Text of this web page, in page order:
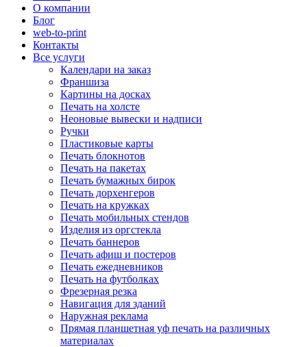
О компании
Блог
web-to-print
Контакты
Все услуги
Календари на заказ
Франшиза
Картины на досках
Печать на холсте
Неоновые вывески и надписи
Ручки
Пластиковые карты
Печать блокнотов
Печать на пакетах
Печать бумажных бирок
Печать дорхенгеров
Печать на кружках
Печать мобильных стендов
Изделия из оргстекла
Печать баннеров
Печать афиш и постеров
Печать ежедневников
Печать на футболках
Фрезерная резка
Навигация для зданий
Наружная реклама
Прямая планшетная уф печать на различных
материалах